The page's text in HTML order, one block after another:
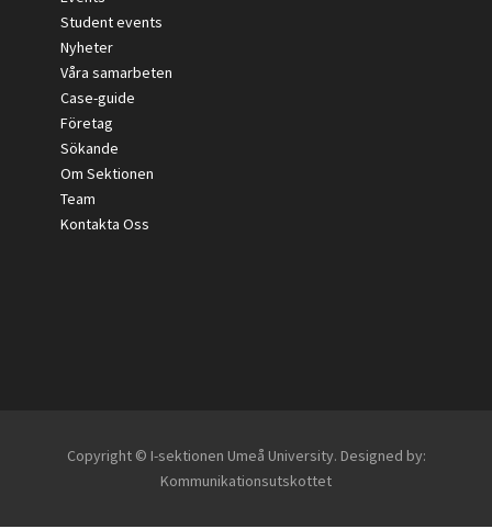
Student events
Nyheter
Våra samarbeten
Case-guide
Företag
Sökande
Om Sektionen
Team
Kontakta Oss
Copyright © I-sektionen Umeå University. Designed by:
Kommunikationsutskottet